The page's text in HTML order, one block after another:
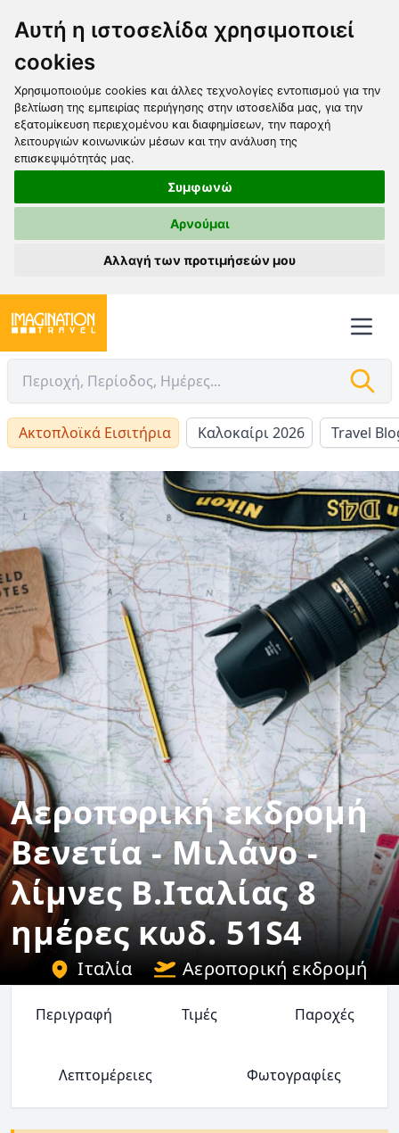
Αυτή η ιστοσελίδα χρησιμοποιεί
cookies
Χρησιμοποιούμε cookies και άλλες τεχνολογίες εντοπισμού για την
βελτίωση της εμπειρίας περιήγησης στην ιστοσελίδα μας, για την
εξατομίκευση περιεχομένου και διαφημίσεων, την παροχή
λειτουργιών κοινωνικών μέσων και την ανάλυση της
επισκεψιμότητάς μας.
Συμφωνώ
Αρνούμαι
Αλλαγή των προτιμήσεών μου
Ακτοπλοϊκά Εισιτήρια Καλοκαίρι 2026 Travel
Αεροπορική εκδρομή
Βενετία - Μιλάνο -
λίμνες Β.Ιταλίας 8
ημέρες κωδ. 51S4
Ιταλία Αεροπορική εκδρομή
Περιγραφή Τιμές Παροχές
Λεπτομέρειες Φωτογραφίες